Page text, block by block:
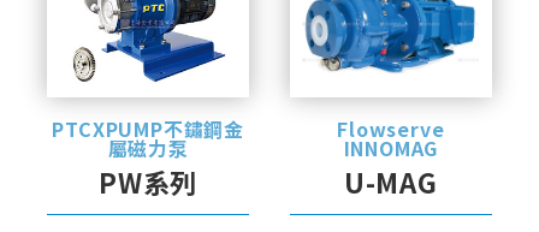
PTCXPUMP不鏽鋼金
屬磁力泵
PW系列
Flowserve
INNOMAG
U-MAG